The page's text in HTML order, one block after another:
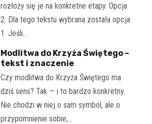
rozłoży się je na konkretne etapy. Opcja
2: Dla tego tekstu wybrana została opcja
1. Jeśli…
Modlitwa do Krzyża Świętego –
tekst i znaczenie
Czy modlitwa do Krzyża Świętego ma
dziś sens? Tak — i to bardzo konkretny.
Nie chodzi w niej o sam symbol, ale o
przypomnienie sobie,…